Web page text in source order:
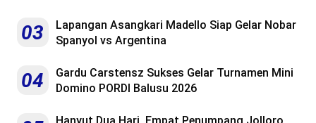
03
Lapangan Asangkari Madello Siap Gelar Nobar
Spanyol vs Argentina
04
Gardu Carstensz Sukses Gelar Turnamen Mini
Domino PORDI Balusu 2026